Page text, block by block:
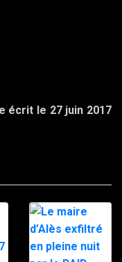
écrit le 27 juin 2017